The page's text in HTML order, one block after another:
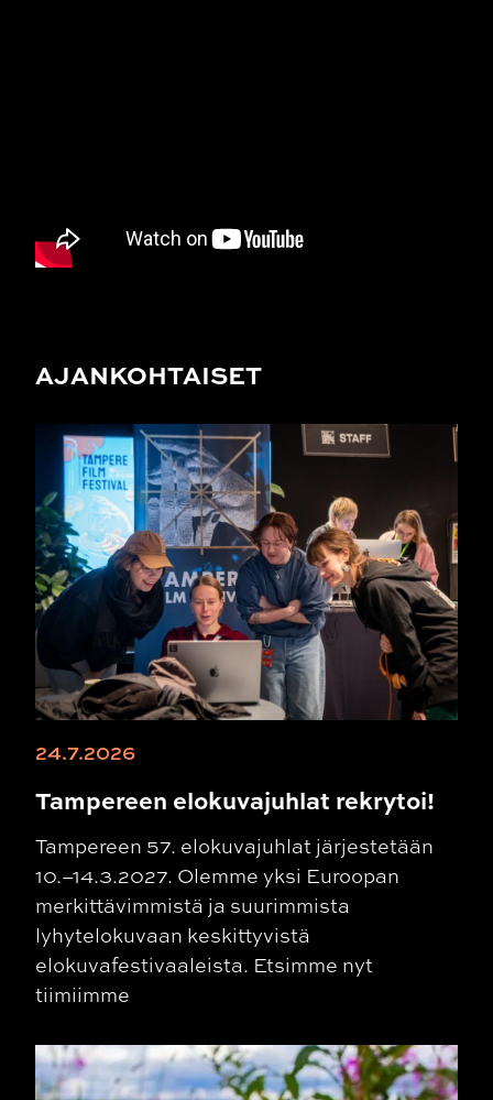
AJANKOHTAISET
24.7.2026
Tampereen elokuvajuhlat rekrytoi!
Tampereen 57. elokuvajuhlat järjestetään
10.–14.3.2027. Olemme yksi Euroopan
merkittävimmistä ja suurimmista
lyhytelokuvaan keskittyvistä
elokuvafestivaaleista. Etsimme nyt
tiimiimme